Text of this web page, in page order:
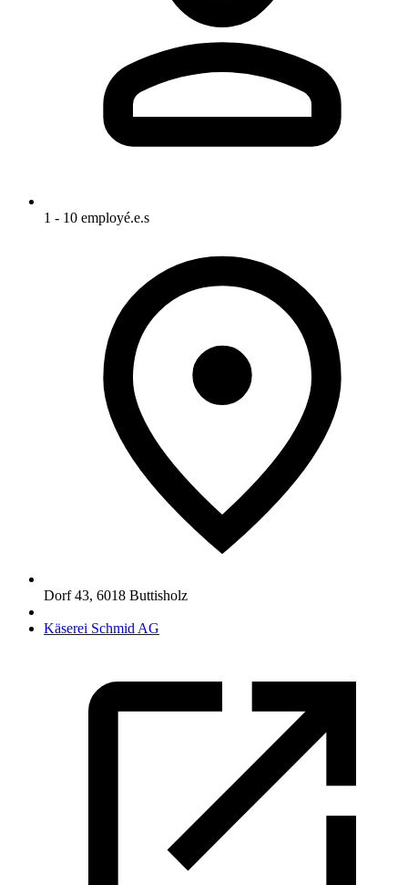
1 - 10 employé.e.s
Dorf 43, 6018 Buttisholz
Käserei Schmid AG